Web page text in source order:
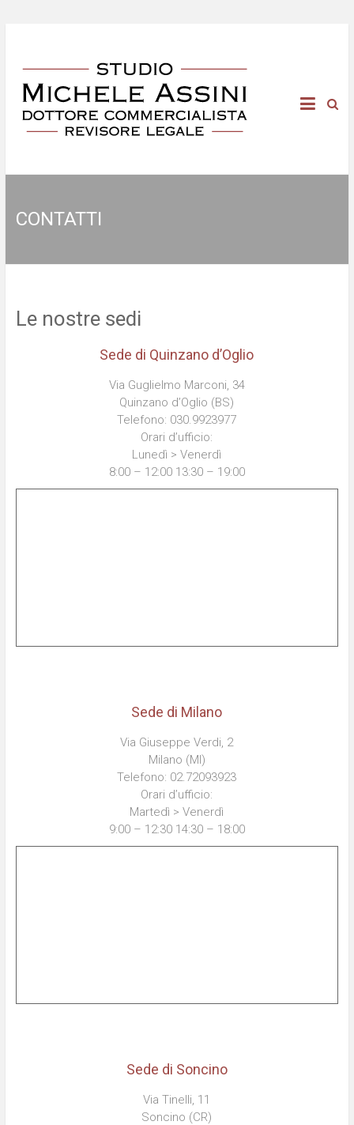
CONTATTI
Le nostre sedi
Sede di Quinzano d’Oglio
Via Guglielmo Marconi, 34
Quinzano d’Oglio (BS)
Telefono: 030.9923977
Orari d’ufficio:
Lunedì > Venerdì
8:00 – 12:00 13:30 – 19:00
Sede di Milano
Via Giuseppe Verdi, 2
Milano (MI)
Telefono: 02.72093923
Orari d’ufficio:
Martedì > Venerdì
9:00 – 12:30 14:30 – 18:00
Sede di Soncino
Via Tinelli, 11
Soncino (CR)